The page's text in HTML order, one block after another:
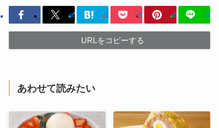
URLをコピーする
あわせて読みたい